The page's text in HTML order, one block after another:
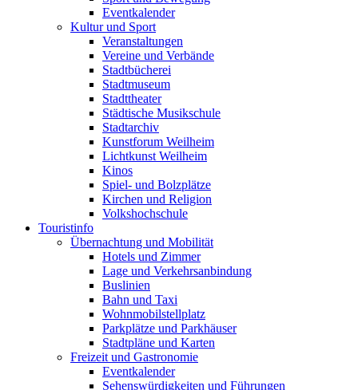
Eventkalender
Kultur und Sport
Veranstaltungen
Vereine und Verbände
Stadtbücherei
Stadtmuseum
Stadttheater
Städtische Musikschule
Stadtarchiv
Kunstforum Weilheim
Lichtkunst Weilheim
Kinos
Spiel- und Bolzplätze
Kirchen und Religion
Volkshochschule
Touristinfo
Übernachtung und Mobilität
Hotels und Zimmer
Lage und Verkehrsanbindung
Buslinien
Bahn und Taxi
Wohnmobilstellplatz
Parkplätze und Parkhäuser
Stadtpläne und Karten
Freizeit und Gastronomie
Eventkalender
Sehenswürdigkeiten und Führungen